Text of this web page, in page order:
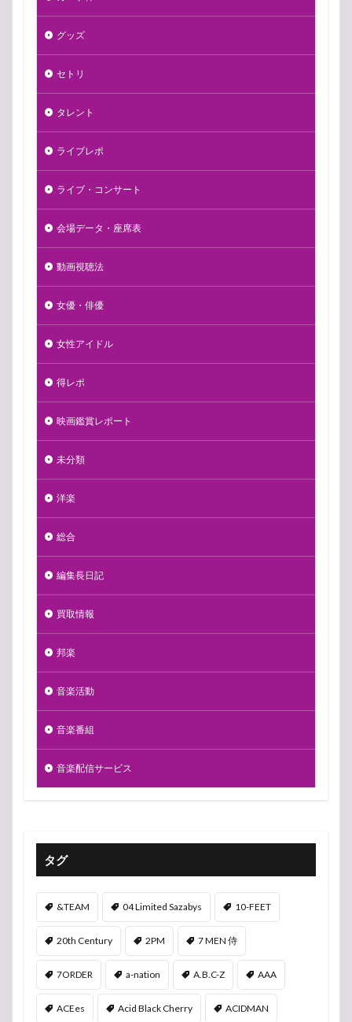
グッズ
セトリ
タレント
ライブレポ
ライブ・コンサート
会場データ・座席表
動画視聴法
女優・俳優
女性アイドル
得レポ
映画鑑賞レポート
未分類
洋楽
総合
編集長日記
買取情報
邦楽
音楽活動
音楽番組
音楽配信サービス
タグ
&TEAM 04 Limited Sazabys 10-FEET
20th Century 2PM 7 MEN 侍
7ORDER a-nation A.B.C-Z AAA
ACEes Acid Black Cherry ACIDMAN